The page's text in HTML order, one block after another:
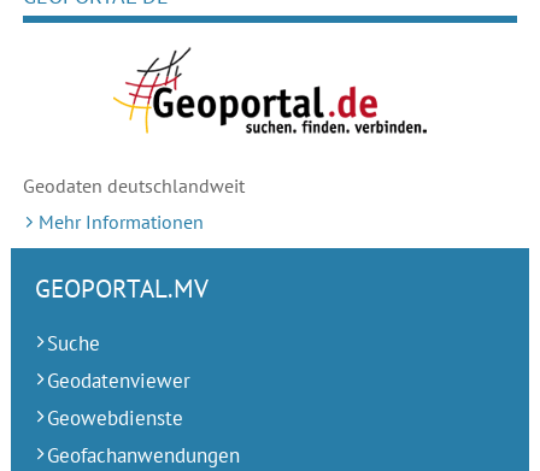
Geodaten deutschlandweit
Mehr Informationen
GEOPORTAL.MV
Suche
Geodatenviewer
Geowebdienste
Geofachanwendungen